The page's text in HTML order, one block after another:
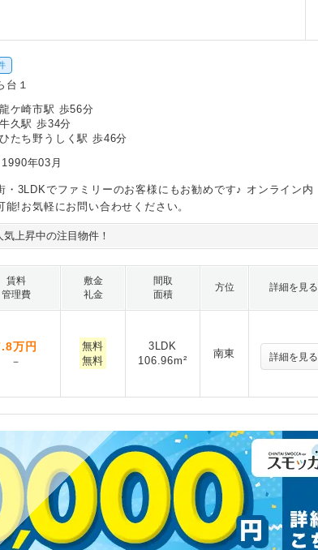
台１
ケ崎市駅 歩56分
久駅 歩34分
たち野うしく駅 歩46分
1990年03月
・3LDKでファミリーのお客様にもお勧めです♪ オンライン内
能!お気軽にお問い合わせください。
気上昇中の注目物件！
賃料
管理費
敷金
礼金
間取
面積
方位 詳細を見る
万円
－
無料
無料
3LDK
106.96m²
南東 詳細を見る